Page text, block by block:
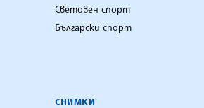
Световен спорт
Български спорт
СНИМКИ